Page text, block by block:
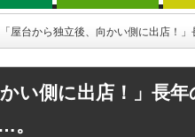
屋台から独立後、向かい側に出店！
い側に出店！」長年
。